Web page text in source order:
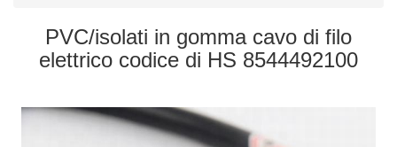
PVC/isolati in gomma cavo di filo
elettrico codice di HS 8544492100